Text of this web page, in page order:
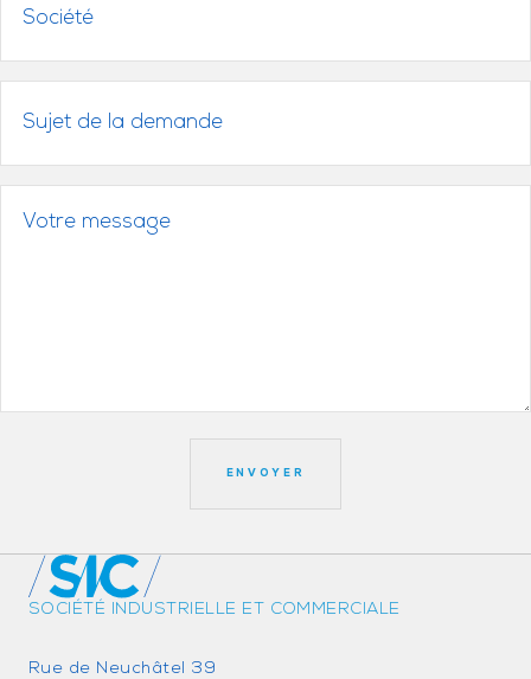
SOCIÉTÉ INDUSTRIELLE ET COMMERCIALE
Rue de Neuchâtel 39